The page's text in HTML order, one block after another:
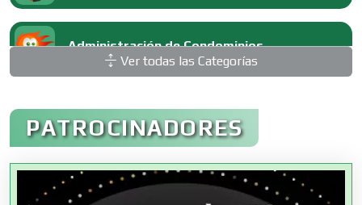
Administración de Condominios
Administración de Empresas
Agencias Aduanales
Ver todas las Categorías
PATROCINADORES